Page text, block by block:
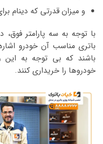
و میزان قدرتی که دینام
با توجه به سه پارامتر
باتری مناسب آن خودرو
باشند که بی توجه به
خودروها را خریداری کنند.